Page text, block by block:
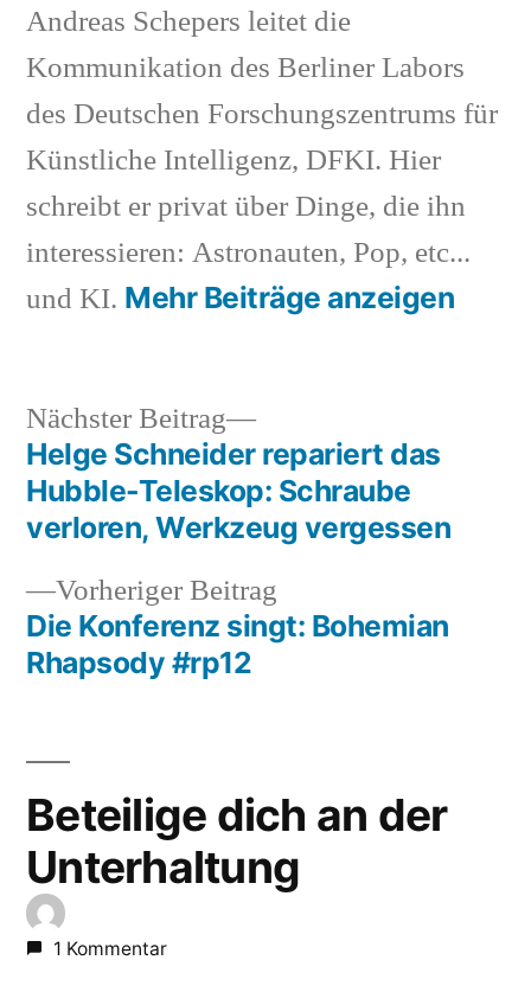
Andreas Schepers leitet die
Kommunikation des Berliner Labors
des Deutschen Forschungszentrums für
Künstliche Intelligenz, DFKI. Hier
schreibt er privat über Dinge, die ihn
interessieren: Astronauten, Pop, etc...
und KI. Mehr Beiträge anzeigen
Beitragsnavigation
Vorheriger Beitrag
Beitrag:
Die Konferenz singt: Bohemian
Rhapsody #rp12
Nächster Beitrag
Nächster
Beitrag:
Helge Schneider repariert das
Hubble-Teleskop: Schraube
verloren, Werkzeug vergessen
Beteilige dich an der
Unterhaltung
1 Kommentar